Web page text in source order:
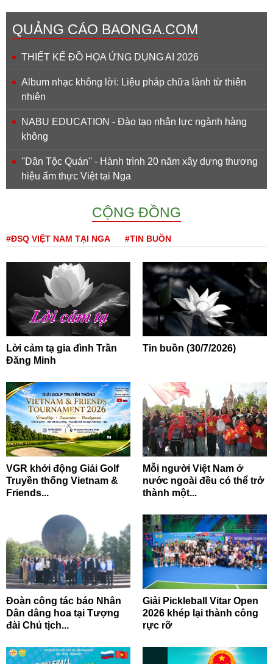
QUẢNG CÁO BAONGA.COM
THIẾT KẾ ĐỒ HỌA ỨNG DỤNG AI 2026
Album nhạc không lời: Liệu pháp chữa lành từ thiên
nhiên
NABU EDUCATION - Đào tạo nhân lực ngành hàng
không
''Dân Tộc Quán'' - Hành trình 20 năm xây dựng thương
hiệu ẩm thực Việt tại Nga
CỘNG ĐỒNG
#ĐSQ VIỆT NAM TẠI NGA #TIN BUỒN
Lời cảm tạ gia đình Trần
Đăng Minh
Tin buồn (30/7/2026)
VGR khởi động Giải Golf
Truyền thống Vietnam &
Friends...
Mỗi người Việt Nam ở
nước ngoài đều có thể trở
thành một...
Đoàn công tác báo Nhân
Dân dâng hoa tại Tượng
đài Chủ tịch...
Giải Pickleball Vitar Open
2026 khép lại thành công
rực rỡ